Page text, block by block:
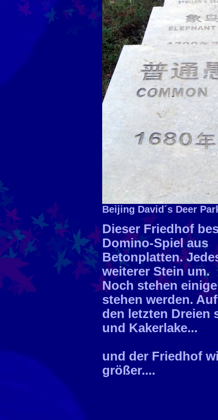
Beijing David´s Deer
Dieser Friedhof
Domino-Spiel aus
Betonplatten.
weiterer Stein um.
Noch stehen
stehen werden. Auf
den letzten Dreien
und Kakerlake...
und der Friedhof
größer....